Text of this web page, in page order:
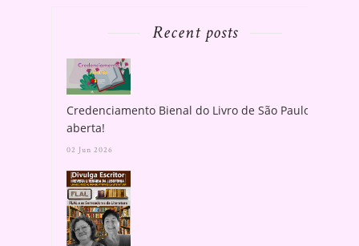
Recent posts
Credenciamento Bienal do Livro de São Paulo
aberta!
02 Jun 2026